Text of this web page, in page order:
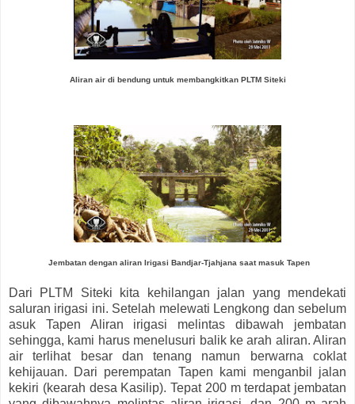
Aliran air di bendung untuk membangkitkan PLTM Siteki
Jembatan dengan aliran Irigasi Bandjar-Tjahjana saat masuk Tapen
Dari PLTM Siteki kita kehilangan jalan yang mendekati
saluran irigasi ini. Setelah melewati Lengkong dan sebelum
asuk Tapen Aliran irigasi melintas dibawah jembatan
sehingga, kami harus menelusuri balik ke arah aliran. Aliran
air terlihat besar dan tenang namun berwarna coklat
kehijauan. Dari perempatan Tapen kami menganbil jalan
kekiri (kearah desa Kasilip). Tepat 200 m terdapat jembatan